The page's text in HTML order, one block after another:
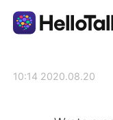
2020.08.20 10:14